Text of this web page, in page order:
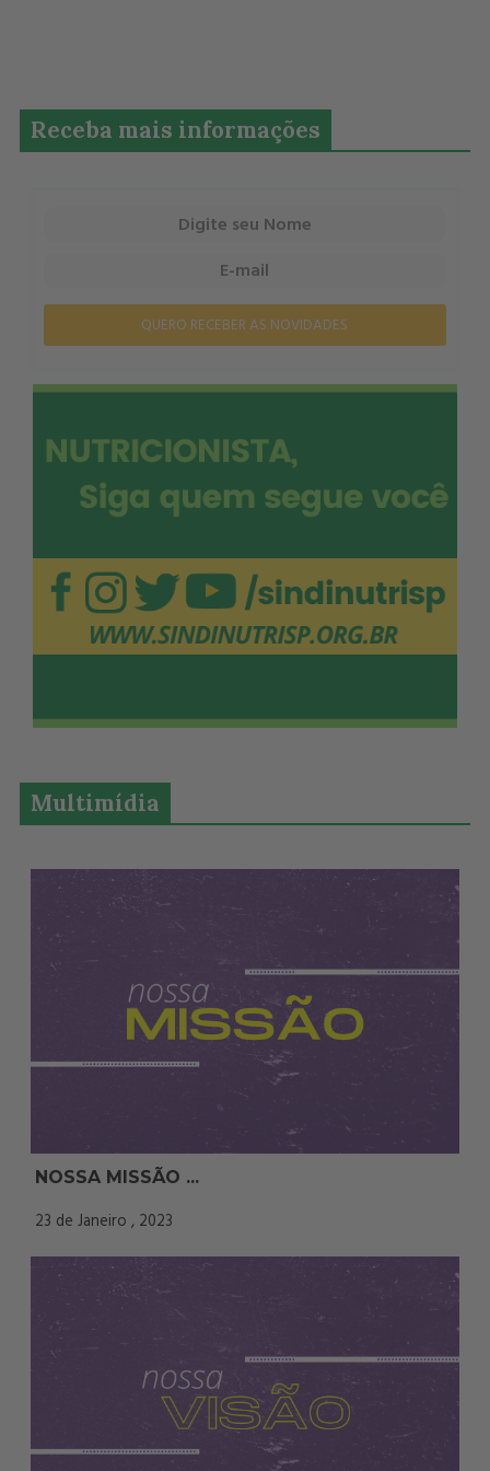
Receba mais informações
QUERO RECEBER AS NOVIDADES
Multimídia
NOSSA MISSÃO ...
23 de Janeiro , 2023